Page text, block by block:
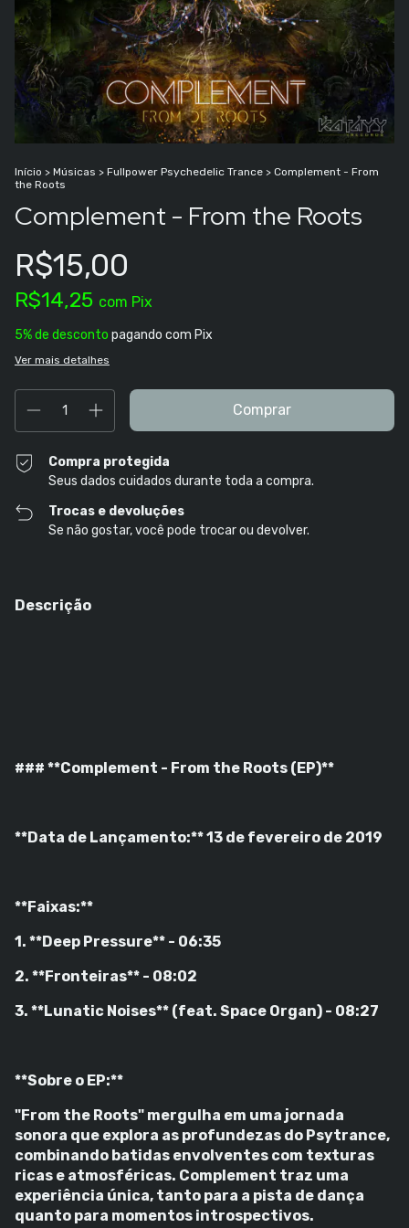
Início > Músicas > Fullpower Psychedelic Trance > Complement - From
the Roots
Complement - From the Roots
R$15,00
R$14,25 com Pix
5% de desconto pagando com Pix
Ver mais detalhes
Compra protegida
Seus dados cuidados durante toda a compra.
Trocas e devoluções
Se não gostar, você pode trocar ou devolver.
Descrição
### **Complement - From the Roots (EP)**
**Data de Lançamento:** 13 de fevereiro de 2019
**Faixas:**
1. **Deep Pressure** - 06:35
2. **Fronteiras** - 08:02
3. **Lunatic Noises** (feat. Space Organ) - 08:27
**Sobre o EP:**
"From the Roots" mergulha em uma jornada
sonora que explora as profundezas do Psytrance,
combinando batidas envolventes com texturas
ricas e atmosféricas. Complement traz uma
experiência única, tanto para a pista de dança
quanto para momentos introspectivos.